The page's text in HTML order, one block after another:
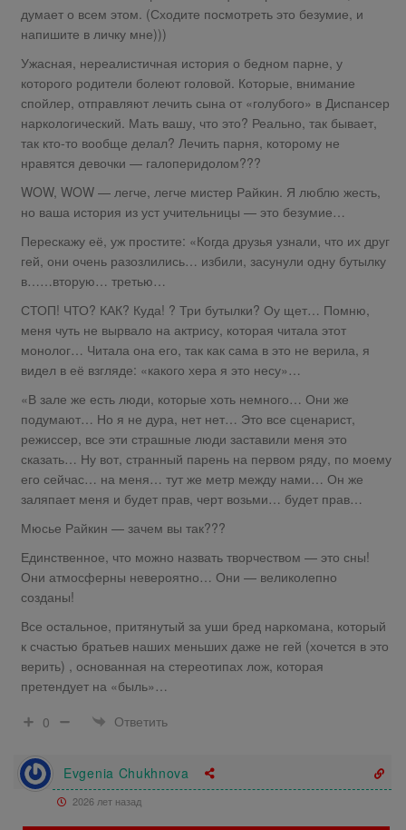
думает о всем этом. (Сходите посмотреть это безумие, и
напишите в личку мне)))
Ужасная, нереалистичная история о бедном парне, у
которого родители болеют головой. Которые, внимание
спойлер, отправляют лечить сына от «голубого» в Диспансер
наркологический. Мать вашу, что это? Реально, так бывает,
так кто-то вообще делал? Лечить парня, которому не
нравятся девочки — галоперидолом???
WOW, WOW — легче, легче мистер Райкин. Я люблю жесть,
но ваша история из уст учительницы — это безумие…
Перескажу её, уж простите: «Когда друзья узнали, что их друг
гей, они очень разозлились… избили, засунули одну бутылку
в……вторую… третью…
СТОП! ЧТО? КАК? Куда! ? Три бутылки? Оу щет… Помню,
меня чуть не вырвало на актрису, которая читала этот
монолог… Читала она его, так как сама в это не верила, я
видел в её взгляде: «какого хера я это несу»…
«В зале же есть люди, которые хоть немного… Они же
подумают… Но я не дура, нет нет… Это все сценарист,
режиссер, все эти страшные люди заставили меня это
сказать… Ну вот, странный парень на первом ряду, по моему
его сейчас… на меня… тут же метр между нами… Он же
заляпает меня и будет прав, черт возьми… будет прав…
Мюсье Райкин — зачем вы так???
Единственное, что можно назвать творчеством — это сны!
Они атмосферны невероятно… Они — великолепно
созданы!
Все остальное, притянутый за уши бред наркомана, который
к счастью братьев наших меньших даже не гей (хочется в это
верить) , основанная на стереотипах лож, которая
претендует на «быль»…
0
Ответить
Evgenia Chukhnova
2026 лет назад